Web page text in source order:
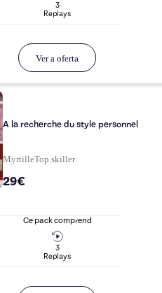
3
Replays
Ver a oferta
A la recherche du style personnel
MyrtilleTop skiller
29€
Ce pack comprend
3
Replays